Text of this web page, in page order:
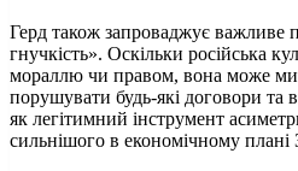
Герд також запроваджує важливе
гнучкість». Оскільки російська
мораллю чи правом, вона може
порушувати будь-які договори та
як легітимний інструмент
сильнішого в економічному плані